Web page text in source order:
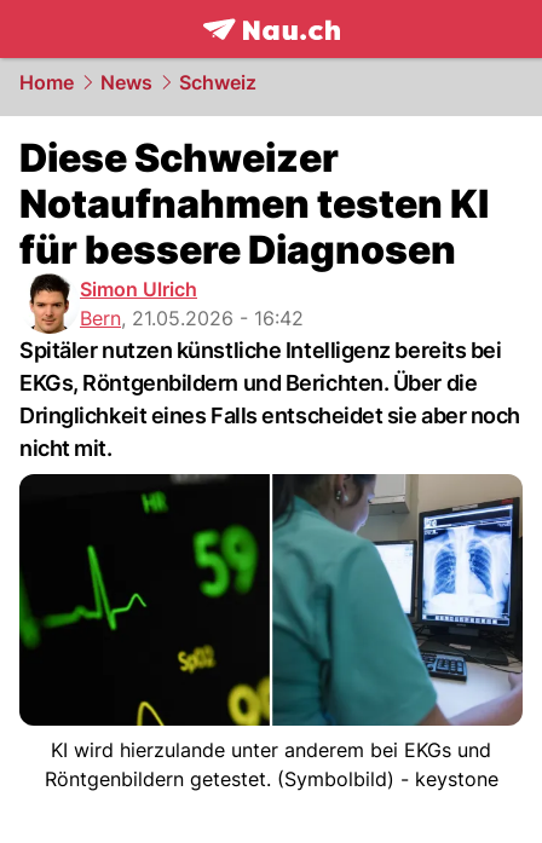
frontpage.NAU.ch
Home News Schweiz
Diese Schweizer
Notaufnahmen testen KI
für bessere Diagnosen
Simon Ulrich
Bern, 21.05.2026 - 16:42
Spitäler nutzen künstliche Intelligenz bereits bei
EKGs, Röntgenbildern und Berichten. Über die
Dringlichkeit eines Falls entscheidet sie aber noch
nicht mit.
KI wird hierzulande unter anderem bei EKGs und
Röntgenbildern getestet. (Symbolbild) - keystone